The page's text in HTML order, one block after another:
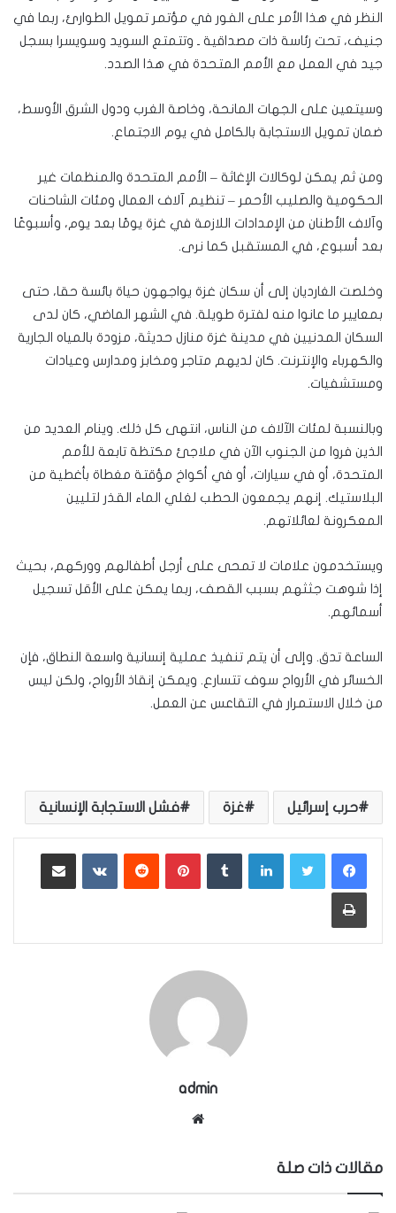
النظر في هذا الأمر على الفور في مؤتمر تمويل الطوارئ، ربما في
جنيف، تحت رئاسة ذات مصداقية ـ وتتمتع السويد وسويسرا بسجل
جيد في العمل مع الأمم المتحدة في هذا الصدد.
وسيتعين على الجهات المانحة، وخاصة الغرب ودول الشرق الأوسط،
ضمان تمويل الاستجابة بالكامل في يوم الاجتماع.
ومن ثم يمكن لوكالات الإغاثة – الأمم المتحدة والمنظمات غير
الحكومية والصليب الأحمر – تنظيم آلاف العمال ومئات الشاحنات
وآلاف الأطنان من الإمدادات اللازمة في غزة يومًا بعد يوم، وأسبوعًا
بعد أسبوع، في المستقبل كما نرى.
وخلصت الغارديان إلى أن سكان غزة يواجهون حياة بائسة حقا، حتى
بمعايير ما عانوا منه لفترة طويلة. في الشهر الماضي، كان لدى
السكان المدنيين في مدينة غزة منازل حديثة، مزودة بالمياه الجارية
والكهرباء والإنترنت. كان لديهم متاجر ومخابز ومدارس وعيادات
ومستشفيات.
وبالنسبة لمئات الآلاف من الناس، انتهى كل ذلك. وينام العديد من
الذين فروا من الجنوب الآن في ملاجئ مكتظة تابعة للأمم
المتحدة، أو في سيارات، أو في أكواخ مؤقتة مغطاة بأغطية من
البلاستيك. إنهم يجمعون الحطب لغلي الماء القذر لتليين
المعكرونة لعائلاتهم.
ويستخدمون علامات لا تمحى على أرجل أطفالهم ووركهم، بحيث
إذا شوهت جثثهم بسبب القصف، ربما يمكن على الأقل تسجيل
أسمائهم.
الساعة تدق. وإلى أن يتم تنفيذ عملية إنسانية واسعة النطاق، فإن
الخسائر في الأرواح سوف تتسارع. ويمكن إنقاذ الأرواح، ولكن ليس
من خلال الاستمرار في التقاعس عن العمل.
حرب إسرائيل غزة فشل الاستجابة الإنسانية
لينكدإن بينتيريست مشاركة عبر البريد
طباعة
admin
مقالات ذات صلة